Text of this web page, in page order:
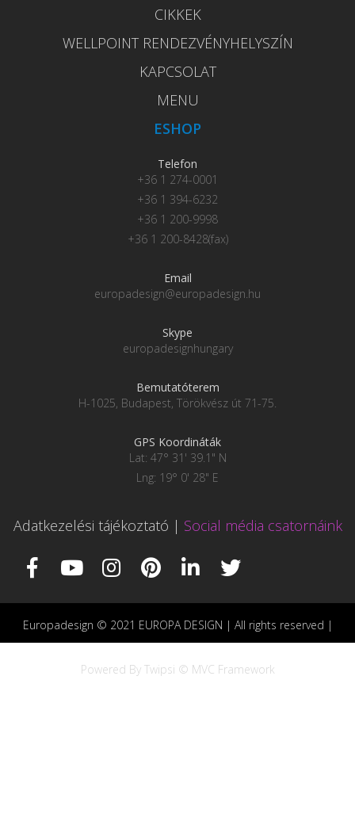
CIKKEK
WELLPOINT RENDEZVÉNYHELYSZÍN
KAPCSOLAT
MENU
ESHOP
Telefon
+36 1 274-0001
+36 1 394-6232
+36 1 200-9998
+36 1 200-8428(fax)
Email
europadesign@europadesign.hu
Skype
europadesignhungary
Bemutatóterem
H-1025, Budapest, Törökvész út 71-75.
GPS Koordináták
Lat: 47° 31' 39.1" N
Lng: 19° 0' 28" E
Adatkezelési tájékoztató | Social média csatornáink
Europadesign © 2021 EUROPA DESIGN | All rights reserved |
Powered By Twipsi © MVC Framework